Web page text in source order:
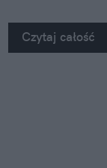
Czytaj całość